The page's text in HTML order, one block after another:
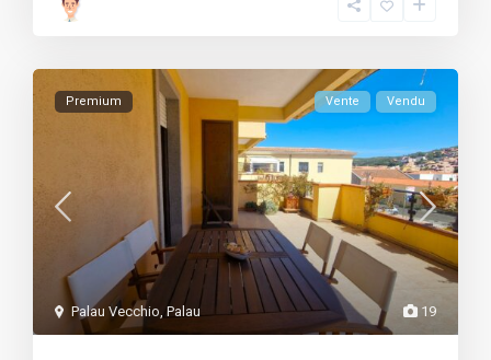
19
Palau Vecchio ,Palau
Premium Vente Vendu